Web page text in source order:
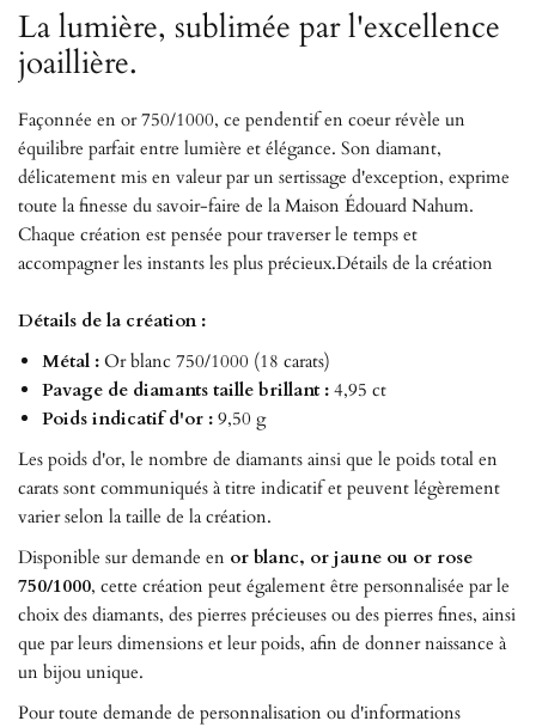
La lumière, sublimée par l'excellence
joaillière.
Façonnée en or 750/1000, ce pendentif en coeur révèle un
équilibre parfait entre lumière et élégance. Son diamant,
délicatement mis en valeur par un sertissage d'exception, exprime
toute la finesse du savoir-faire de la Maison Édouard Nahum.
Chaque création est pensée pour traverser le temps et
accompagner les instants les plus précieux.Détails de la création
Détails de la création :
Métal : Or blanc 750/1000 (18 carats)
Pavage de diamants taille brillant : 4,95 ct
Poids indicatif d'or : 9,50 g
Les poids d'or, le nombre de diamants ainsi que le poids total en
carats sont communiqués à titre indicatif et peuvent légèrement
varier selon la taille de la création.
Disponible sur demande en or blanc, or jaune ou or rose
750/1000, cette création peut également être personnalisée par le
choix des diamants, des pierres précieuses ou des pierres fines, ainsi
que par leurs dimensions et leur poids, afin de donner naissance à
un bijou unique.
Pour toute demande de personnalisation ou d'informations